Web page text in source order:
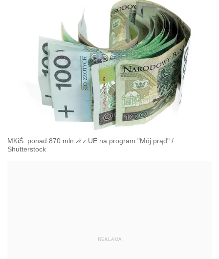
MKiŚ: ponad 870 mln zł z UE na program "Mój prąd" /
Shutterstock